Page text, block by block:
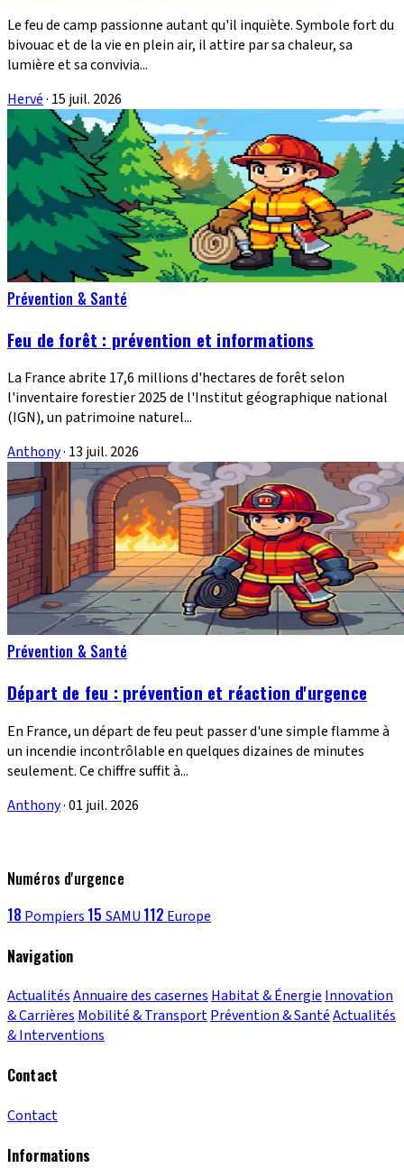
Le feu de camp passionne autant qu'il inquiète. Symbole fort du
bivouac et de la vie en plein air, il attire par sa chaleur, sa
lumière et sa convivia...
Hervé· 15 juil. 2026
Prévention & Santé
Feu de forêt : prévention et informations
La France abrite 17,6 millions d'hectares de forêt selon
l'inventaire forestier 2025 de l'Institut géographique national
(IGN), un patrimoine naturel...
Anthony· 13 juil. 2026
Prévention & Santé
Départ de feu : prévention et réaction d'urgence
En France, un départ de feu peut passer d'une simple flamme à
un incendie incontrôlable en quelques dizaines de minutes
seulement. Ce chiffre suffit à...
Anthony·01 juil. 2026
Numéros d'urgence
18 Pompiers 15 SAMU 112 Europe
Navigation
ActualitésAnnuaire des casernes Habitat & Énergie Innovation
& Carrières Mobilité & TransportPrévention & SantéActualités
& Interventions
Contact
Contact
Informations